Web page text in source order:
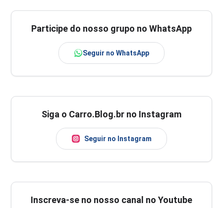
Participe do nosso grupo no WhatsApp
Seguir no WhatsApp
Siga o Carro.Blog.br no Instagram
Seguir no Instagram
Inscreva-se no nosso canal no Youtube